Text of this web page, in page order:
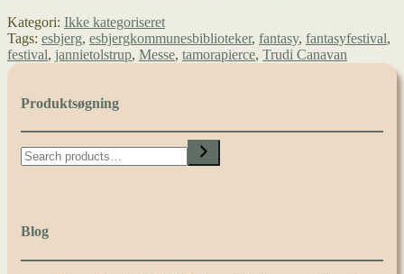
Kategori: Ikke kategoriseret
Tags: esbjerg, esbjergkommunesbiblioteker, fantasy, fantasyfestival,
festival, jannietolstrup, Messe, tamorapierce, Trudi Canavan
Produktsøgning
Search
Blog